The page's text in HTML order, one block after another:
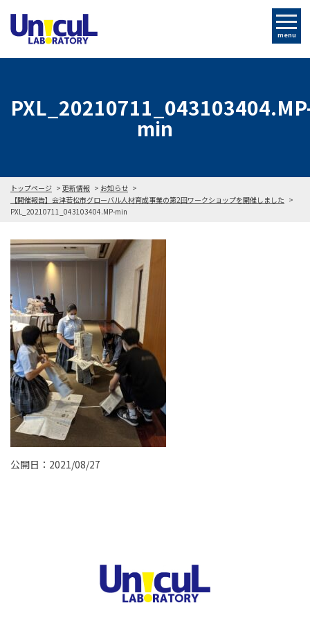
menu
min
トップページ 更新情報
お知らせ
【開催報告】会津若松市グローバル人材育成事業の第2回ワークショップを開催しました
PXL_20210711_043103404.MP-min
公開日：2021/08/27